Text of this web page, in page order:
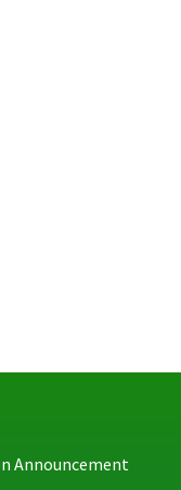
Announcement